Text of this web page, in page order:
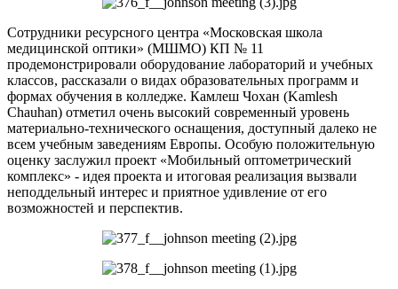
Сотрудники ресурсного центра «Московская школа
медицинской оптики» (МШМО) КП № 11
продемонстрировали оборудование лабораторий и учебных
классов, рассказали о видах образовательных программ и
формах обучения в колледже. Камлеш Чохан (Kamlesh
Chauhan) отметил очень высокий современный уровень
материально-технического оснащения, доступный далеко не
всем учебным заведениям Европы. Особую положительную
оценку заслужил проект «Мобильный оптометрический
комплекс» - идея проекта и итоговая реализация вызвали
неподдельный интерес и приятное удивление от его
возможностей и перспектив.